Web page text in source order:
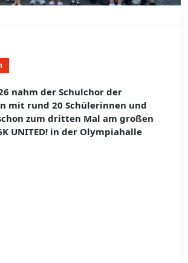
nahm der Schulchor der
mit rund 20 Schülerinnen und
zum dritten Mal am großen
UNITED! in der Olympiahalle